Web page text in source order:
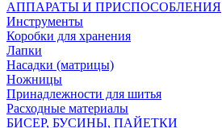
АППАРАТЫ И ПРИСПОСОБЛЕНИЯ
Инструменты
Коробки для хранения
Лапки
Насадки (матрицы)
Ножницы
Принадлежности для шитья
Расходные материалы
БИСЕР, БУСИНЫ, ПАЙЕТКИ